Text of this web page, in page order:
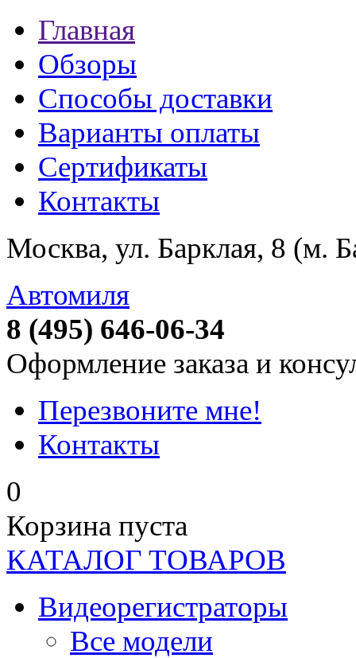
Главная
Обзоры
Способы доставки
Варианты оплаты
Сертификаты
Контакты
Москва, ул. Барклая, 8 (м.
Автомиля
8 (495) 646-06-34
Оформление заказа и
Перезвоните мне!
Контакты
0
Корзина пуста
КАТАЛОГ ТОВАРОВ
Видеорегистраторы
Все модели